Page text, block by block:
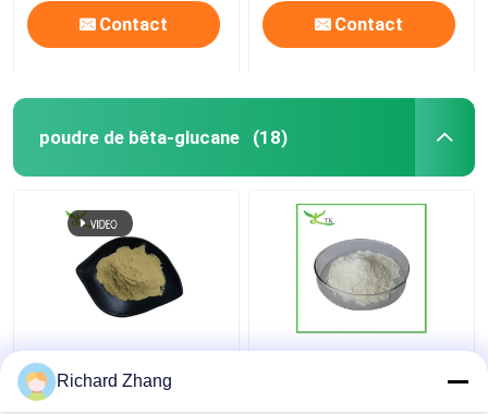
Contact Contact
poudre de bêta-glucane (18)
Soluble dans l'eau 70%
80% bêta-glucan en
poudre Produit
Poudre de bêta-glucan
Richard Zhang